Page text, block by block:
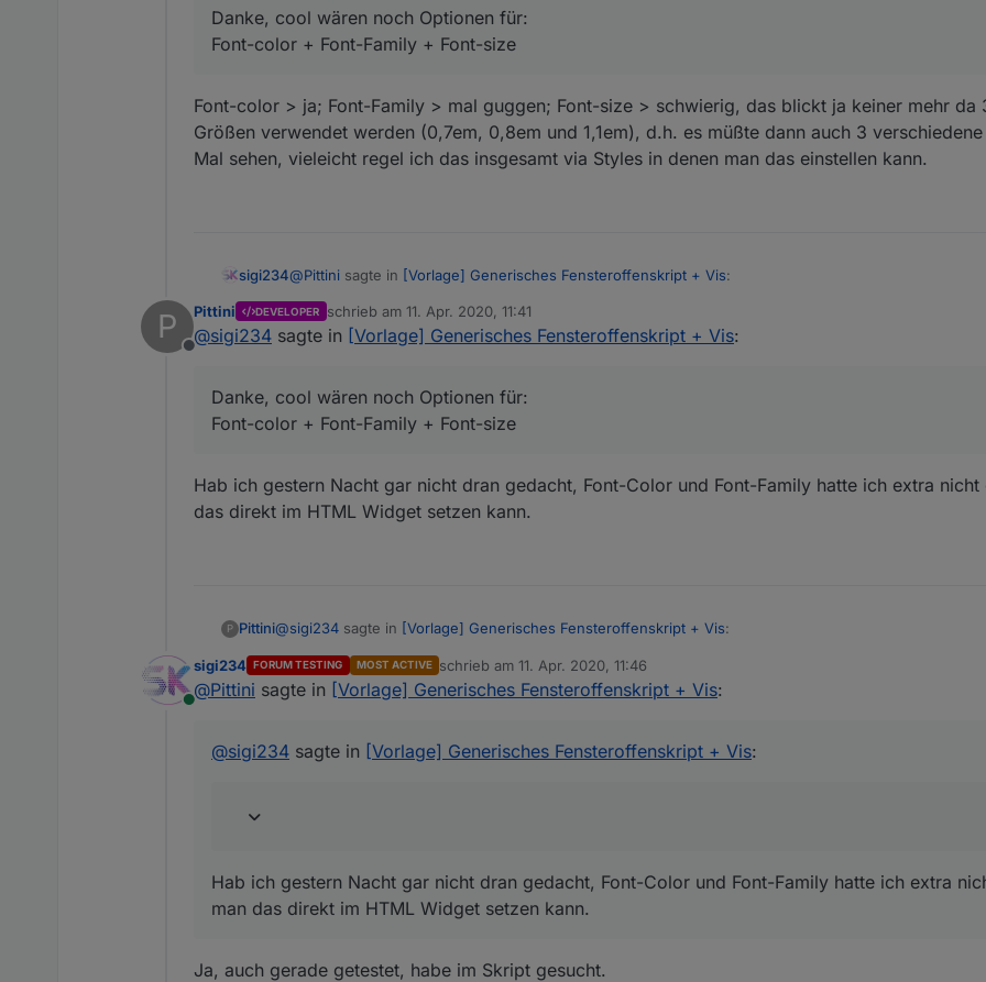
Ja, Uhula CSS
Geht jetzt mit
height: 30px; text-align:center; padding-top: 1px
Font-color + Font-Family + Font-size
Danke, cool wären noch Optionen für:
Font-color + Font-Family + Font-size
Font-color > ja; Font-Family > mal guggen; Font-size > schwierig, das blickt ja keiner mehr da
Größen verwendet werden (0,7em, 0,8em und 1,1em), d.h. es müßte dann auch 3
Mal sehen, vieleicht regel ich das insgesamt via Styles in denen man das einstellen kann.
sigi234@Pittini sagte in [Vorlage] Generisches Fensteroffenskript + Vis:
@sigi234sagte in[Vorlage] Generisches Fensteroffenskript + Vis
Ja, Uhula CSS
Geht jetzt mit
height: 30px; text-align:center; padding-top: 1px
Font-color + Font-Family + Font-size
P
Offline
Pittini DEVELOPER schrieb am 11. Apr. 2020, 11:41
zuletzt editiert von
@sigi234 sagte in [Vorlage] Generisches Fensteroffenskript + Vis:
Danke, cool wären noch Optionen für:
Font-color + Font-Family + Font-size
Hab ich gestern Nacht gar nicht dran gedacht, Font-Color und Font-Family hatte ich extra
das direkt im HTML Widget setzen kann.
P Pittini@sigi234 sagte in [Vorlage] Generisches Fensteroffenskript + Vis:
Danke, cool wären noch Optionen für:
HTML Widget setzen kann.
Online
sigi234 FORUM TESTING MOST ACTIVE schrieb am11. Apr. 2020, 11:46
zuletzt editiert von
@Pittini sagte in [Vorlage] Generisches Fensteroffenskript + Vis:
@sigi234 sagte in [Vorlage] Generisches Fensteroffenskript + Vis:
Hab ich gestern Nacht gar nicht dran gedacht, Font-Color und Font-Family hatte ich extra
man das direkt im HTML Widget setzen kann.
Ja, auch gerade getestet, habe im Skript gesucht.